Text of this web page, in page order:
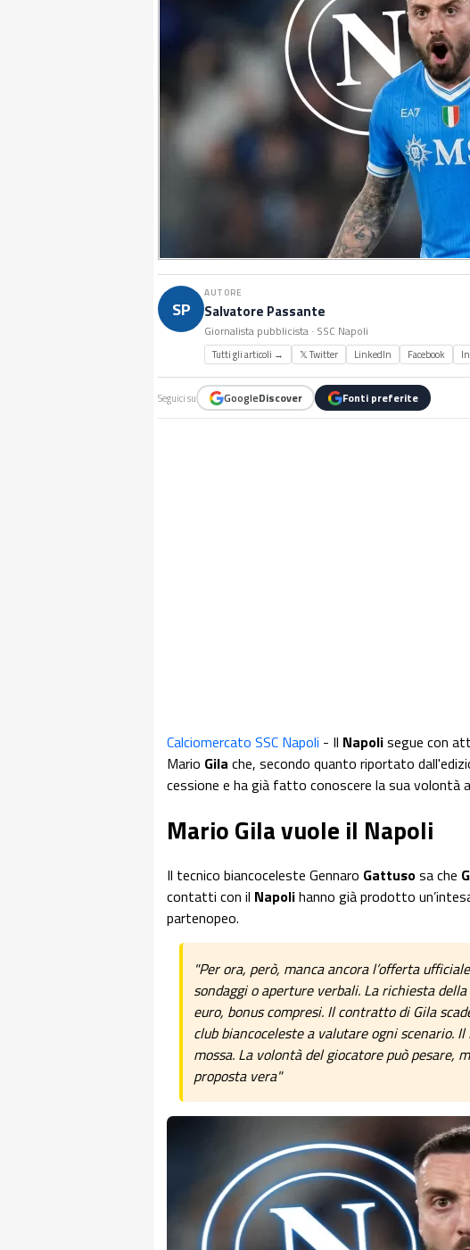
SP
AUTORE
Salvatore Passante
Giornalista pubblicista · SSC Napoli
Tutti gli articoli → 𝕏 Twitter LinkedIn Facebook
Seguici su GoogleDiscover Fonti preferite
Calciomercato SSC Napoli - Il Napolisegue con
Mario Gila che, secondo quanto riportato
cessione e ha già fatto conoscere la sua volontà
Mario Gila vuole il Napoli
Il tecnico biancoceleste Gennaro Gattusosa che
contatti con il Napolihanno già prodotto
partenopeo.
"Per ora, però, manca ancora l’offerta
sondaggi o aperture verbali. La richiesta
euro, bonus compresi. Il contratto di Gila
club biancoceleste a valutare ogni scenario.
mossa. La volontà del giocatore può pesare,
proposta vera"